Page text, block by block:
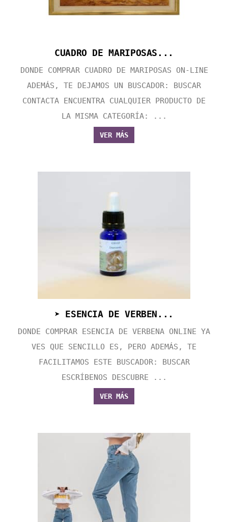
CUADRO DE MARIPOSAS...
DONDE COMPRAR CUADRO DE MARIPOSAS ON-LINE
ADEMÁS, TE DEJAMOS UN BUSCADOR: BUSCAR
CONTACTA ENCUENTRA CUALQUIER PRODUCTO DE
LA MISMA CATEGORÍA: ...
VER MÁS
➤ ESENCIA DE VERBEN...
DONDE COMPRAR ESENCIA DE VERBENA ONLINE YA
VES QUE SENCILLO ES, PERO ADEMÁS, TE
FACILITAMOS ESTE BUSCADOR: BUSCAR
ESCRÍBENOS DESCUBRE ...
VER MÁS